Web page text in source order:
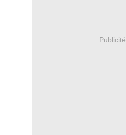
Publicité